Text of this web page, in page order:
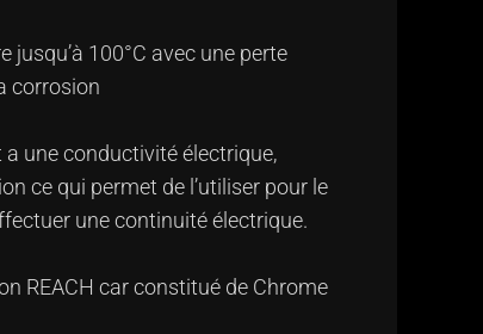
jusqu’à 100°C avec une perte
corrosion
une conductivité électrique,
ce qui permet de l’utiliser pour le
une continuité électrique.
REACH car constitué de Chrome